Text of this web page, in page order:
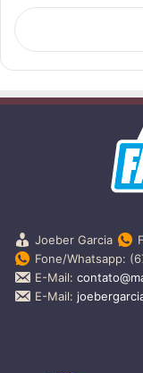
Joeber Garcia
Fone/Whatsapp:
E-Mail:
E-Mail: